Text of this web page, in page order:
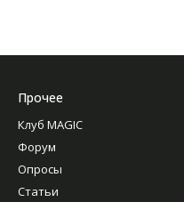
Прочее
Клуб MAGIC
Форум
Опросы
Статьи